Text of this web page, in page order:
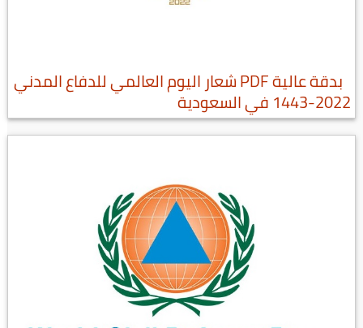
بدقة عالية PDF شعار اليوم العالمي للدفاع المدني
2022-1443 في السعودية